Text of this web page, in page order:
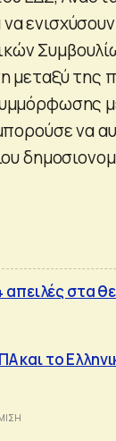
μεταξύ της
να
στα
και το